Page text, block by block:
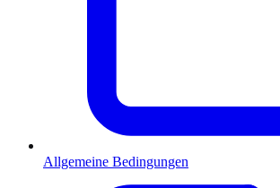
Allgemeine Bedingungen